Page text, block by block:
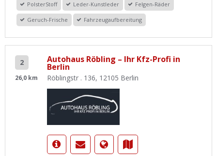
PolsterStoff Leder-Kunstleder Felgen-Räder
Geruch-Frische Fahrzeugaufbereitung
2
26,0 km
Autohaus Röbling – Ihr Kfz-Profi in
Berlin
Röblingstr . 136, 12105 Berlin